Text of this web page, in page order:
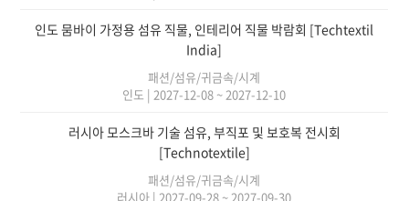
인도 뭄바이 가정용 섬유 직물, 인테리어 직물 박람회 [Techtextil
India]
패션/섬유/귀금속/시계
인도 | 2027-12-08 ~ 2027-12-10
러시아 모스크바 기술 섬유, 부직포 및 보호복 전시회
[Technotextile]
패션/섬유/귀금속/시계
러시아 | 2027-09-28 ~ 2027-09-30